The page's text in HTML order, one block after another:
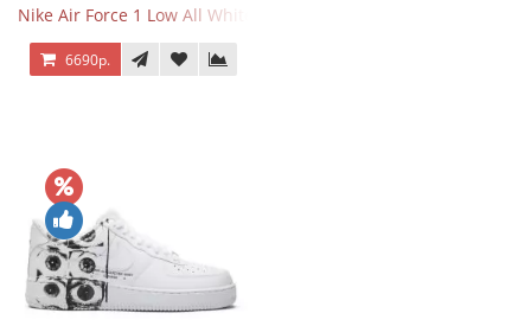
Nike Air Force 1 Low All White
6690р.